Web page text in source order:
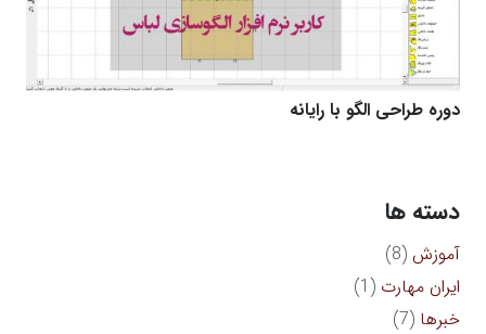
دوره طراحی الگو با رایانه
دسته ها
آموزش (8)
ایران مهارت (1)
خبرها (7)